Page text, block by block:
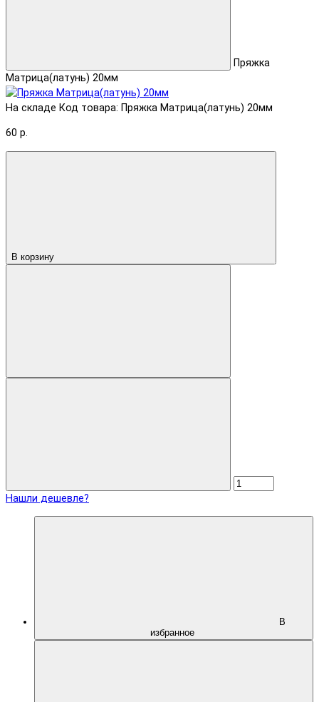
Пряжка
Матрица(латунь) 20мм
На складе Код товара: Пряжка Матрица(латунь) 20мм
60 р.
В корзину
Нашли дешевле?
В
избранное